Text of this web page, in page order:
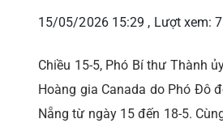
15/05/2026 15:29 , Lượt xem:
Chiều 15-5, Phó Bí thư Thành
Hoàng gia Canada do Phó Đô
Nẵng từ ngày 15 đến 18-5.